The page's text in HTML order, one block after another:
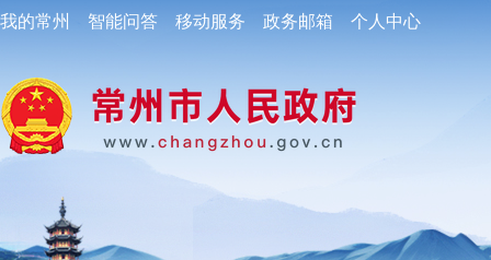
我的常州 智能问答 移动服务 政务邮箱 个人中心